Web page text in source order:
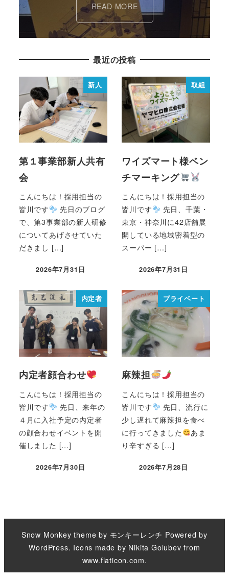
READ MORE
最近の投稿
新人
第１事業部新人共有
会
こんにちは！採用担当の
皆川です
先日のブログ
で、第3事業部の新人研修
についてあげさせていた
だきまし […]
2026年7月31日
取組
ワイズマート様ベン
チマーキング
こんにちは！採用担当の
皆川です
先日、千葉・
東京・神奈川に42店舗展
開している地域密着型の
スーパー […]
2026年7月31日
内定者
内定者顔合わせ
こんにちは！採用担当の
皆川です
先日、来年の
４月に入社予定の内定者
の顔合わせイベントを開
催しました […]
2026年7月30日
プライベート
麻辣担
こんにちは！採用担当の
皆川です
先日、流行に
少し遅れて麻辣担を食べ
に行ってきました
あま
り辛すぎる […]
2026年7月28日
Snow Monkey theme by モンキーレンチ Powered by
WordPress. Icons made by Nikita Golubev from
www.flaticon.com.